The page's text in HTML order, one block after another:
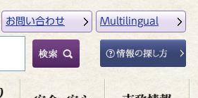
お問い合わせ Multilingual